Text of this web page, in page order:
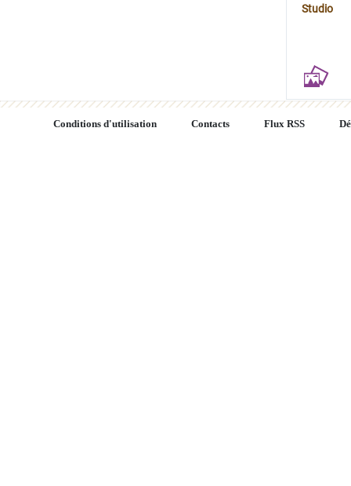
Studio
Conditions d'utilisation Contacts Flux RSS